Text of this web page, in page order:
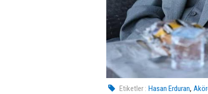
Etiketler : Hasan Erduran,